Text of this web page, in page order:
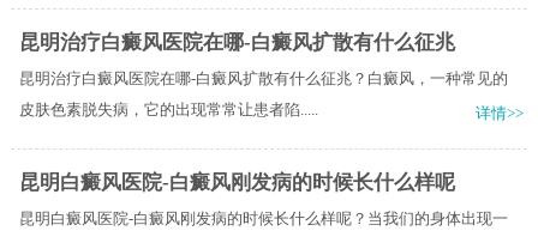
昆明治疗白癜风医院在哪-白癜风扩散有什么征兆
昆明治疗白癜风医院在哪-白癜风扩散有什么征兆？白癜风，一种常见的
皮肤色素脱失病，它的出现常常让患者陷.....
详情>>
昆明白癜风医院-白癜风刚发病的时候长什么样呢
昆明白癜风医院-白癜风刚发病的时候长什么样呢？当我们的身体出现一